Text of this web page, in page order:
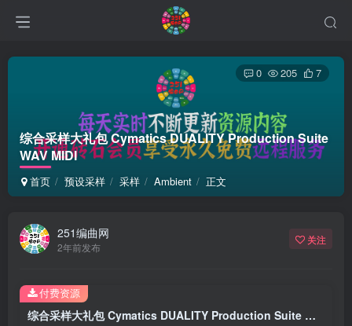
综合采样大礼包 Cymatics DUALITY Production Suite
WAV MIDI
首页 预设采样 采样 Ambient 正文
0 205 7
251编曲网
2年前发布
关注
综合采样大礼包 Cymatics DUALITY Production Suite WAV MIDI
付费资源